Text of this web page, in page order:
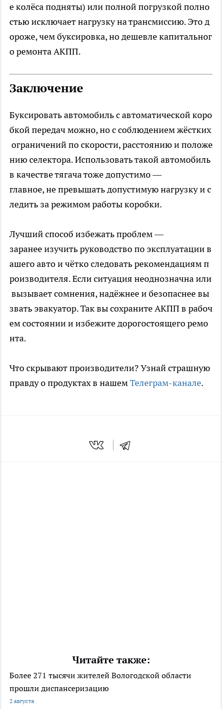
е колёса подняты) или полной погрузкой полно
стью исключает нагрузку на трансмиссию. Это д
ороже, чем буксировка, но дешевле капитальног
о ремонта АКПП.
Заключение
Буксировать автомобиль с автоматической коро
бкой передач можно, но с соблюдением жёстких
ограничений по скорости, расстоянию и положе
нию селектора. Использовать такой автомобиль
в качестве тягача тоже допустимо —
главное, не превышать допустимую нагрузку и с
ледить за режимом работы коробки.
Лучший способ избежать проблем —
заранее изучить руководство по эксплуатации в
ашего авто и чётко следовать рекомендациям п
роизводителя. Если ситуация неоднозначна или
вызывает сомнения, надёжнее и безопаснее вы
звать эвакуатор. Так вы сохраните АКПП в рабоч
ем состоянии и избежите дорогостоящего ремо
нта.
Что скрывают производители? Узнай страшную
правду о продуктах в нашемТелеграм-канале.
Читайте также:
Более 271 тысячи жителей Вологодской области
прошли диспансеризацию
2 августа